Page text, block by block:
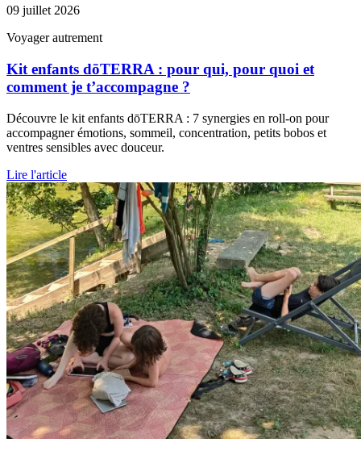
09 juillet 2026
Voyager autrement
Kit enfants dōTERRA : pour qui, pour quoi et
comment je t’accompagne ?
Découvre le kit enfants dōTERRA : 7 synergies en roll-on pour
accompagner émotions, sommeil, concentration, petits bobos et
ventres sensibles avec douceur.
Lire l'article